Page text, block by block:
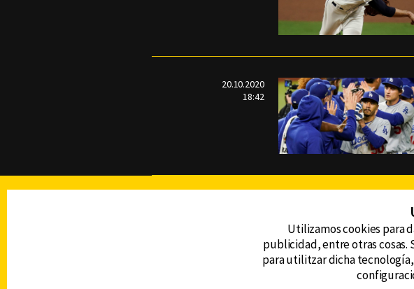
20.10.2020
18:42
DERECHOS RESERVADOS © CANAL 6 2026
Prohibida la reproducción total o parcial, incluyendo
Utilizamos cookies para
publicidad, entre otras cosas.
para utilitzar dicha